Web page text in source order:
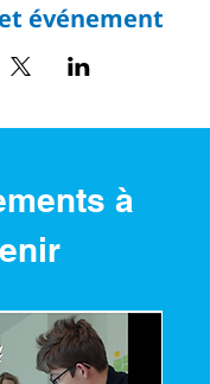
avec le Dr Diop
2022 Présentation
Jardin Ebene
Selon intervenant
Selon intervenant
événement
à